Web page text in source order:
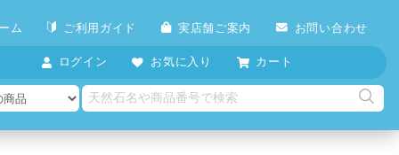
ム ご利用ガイド 実店舗ご案内 お問い合わせ
ログイン お気に入り カート